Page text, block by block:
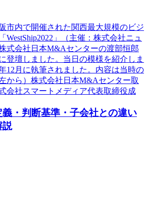
市内で開催された関西最大規模のビジ
WestShip2022」（主催：株式会社ニュ
式会社日本M&Aセンターの渡部恒郎
登壇しました。当日の模様を紹介しま
12月に執筆されました。内容は当時の
から）株式会社日本M&Aセンター取
会社スマートメディア代表取締役成
・判断基準・子会社との違い
説